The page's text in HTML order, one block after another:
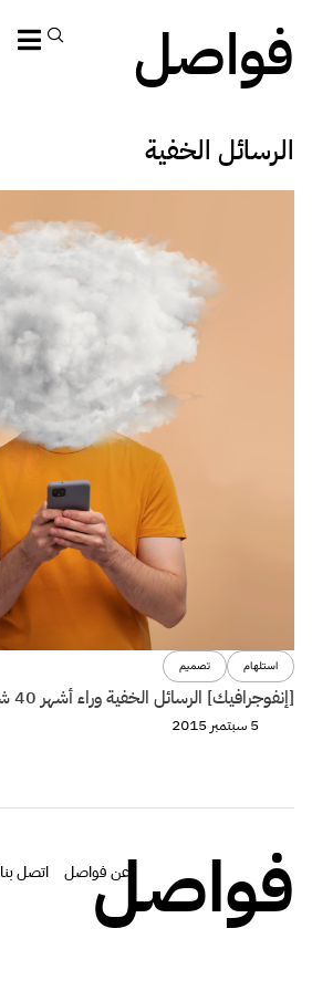
فواصل
الرسائل الخفية
استلهام تصميم
[إنفوجرافيك] الرسائل الخفية وراء أشهر 40 شعار
5 سبتمبر 2015
فواصل
عن فواصل اتصل بنا